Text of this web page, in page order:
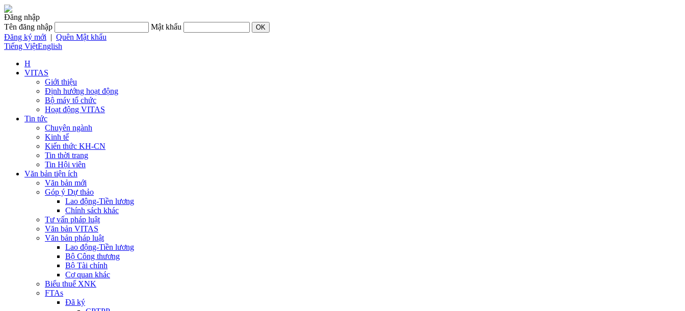
Đăng nhập
Tên đăng nhập
Mật khẩu
Đăng ký mới | Quên Mật khẩu
Tiếng ViệtEnglish
H
VITAS
Giới thiệu
Định hướng hoạt động
Bộ máy tổ chức
Hoạt động VITAS
Tin tức
Chuyên ngành
Kinh tế
Kiến thức KH-CN
Tin thời trang
Tin Hội viên
Văn bản tiện ích
Văn bản mới
Góp ý Dự thảo
Lao động-Tiền lương
Chính sách khác
Tư vấn pháp luật
Văn bản VITAS
Văn bản pháp luật
Lao động-Tiền lương
Bộ Công thương
Bộ Tài chính
Cơ quan khác
Biểu thuế XNK
FTAs
Đã ký